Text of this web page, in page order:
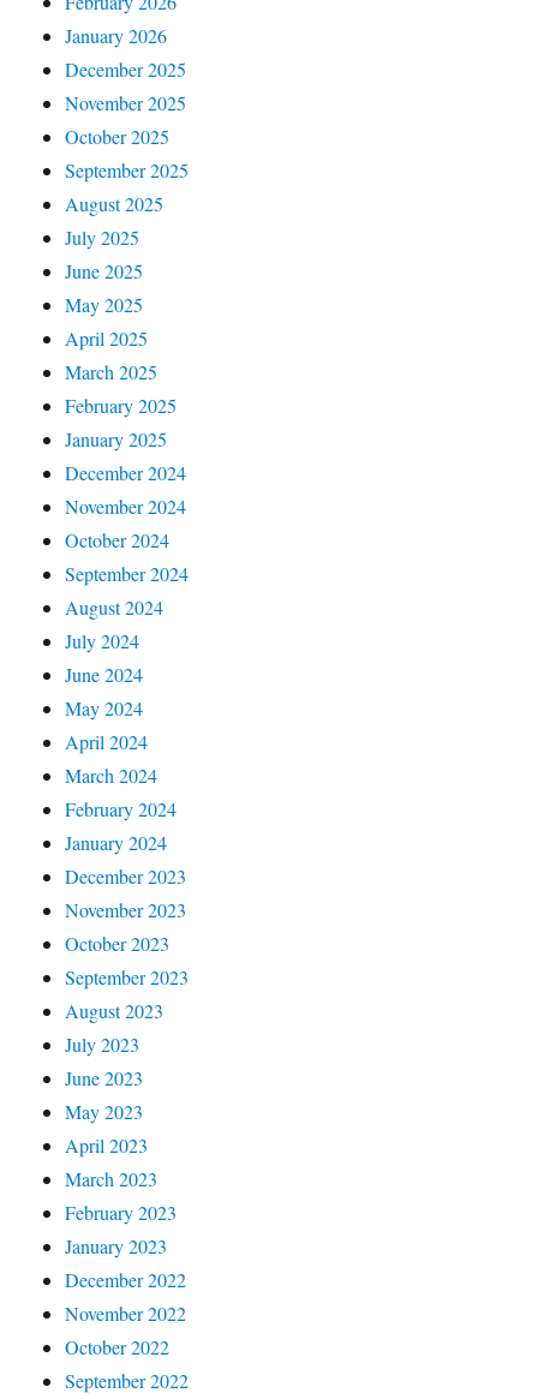
January 2026
December 2025
November 2025
October 2025
September 2025
August 2025
July 2025
June 2025
May 2025
April 2025
March 2025
February 2025
January 2025
December 2024
November 2024
October 2024
September 2024
August 2024
July 2024
June 2024
May 2024
April 2024
March 2024
February 2024
January 2024
December 2023
November 2023
October 2023
September 2023
August 2023
July 2023
June 2023
May 2023
April 2023
March 2023
February 2023
January 2023
December 2022
November 2022
October 2022
September 2022